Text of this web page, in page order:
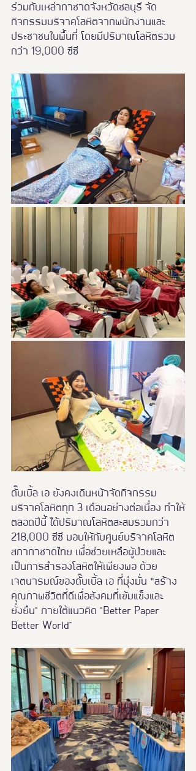
ร่วมกับเหล่ากาชาดจังหวัดชลบุรี จัด
กิจกรรมบริจาคโลหิตจากพนักงานและ
ประชาชนในพื้นที่ โดยมีปริมาณโลหิตรวม
กว่า 19,000 ซีซี
ดั๊บเบิ้ล เอ ยังคงเดินหน้าจัดกิจกรรม
บริจาคโลหิตทุก 3 เดือนอย่างต่อเนื่อง ทำให้
ตลอดปีนี้ ได้ปริมาณโลหิตสะสมรวมกว่า
218,000 ซีซี มอบให้กับศูนย์บริจาคโลหิต
สภากาชาดไทย เพื่อช่วยเหลือผู้ป่วยและ
เป็นการสำรองโลหิตให้เพียงพอ ด้วย
เจตนารมณ์ของดั๊บเบิ้ล เอ ที่มุ่งมั่น “สร้าง
คุณภาพชีวิตที่ดีเพื่อสังคมที่เข้มแข็งและ
ยั่งยืน" ภายใต้แนวคิด "Better Paper
Better World"